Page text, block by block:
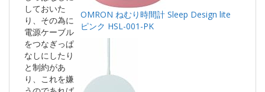
OMRON ねむり時間計 Sleep Design lite
ピンク HSL-001-PK
しておいた
り、その為に
電源ケーブル
をつなぎっぱ
なしにしたり
と制約があ
り、これを嫌